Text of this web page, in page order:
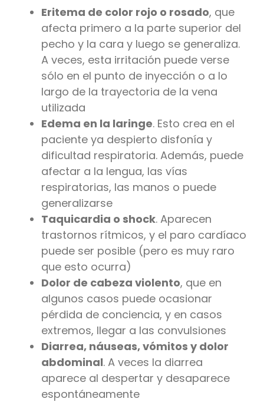
Eritema de color rojo o rosado, que
afecta primero a la parte superior del
pecho y la cara y luego se generaliza.
A veces, esta irritación puede verse
sólo en el punto de inyección o a lo
largo de la trayectoria de la vena
utilizada
Edema en la laringe. Esto crea en el
paciente ya despierto disfonía y
dificultad respiratoria. Además, puede
afectar a la lengua, las vías
respiratorias, las manos o puede
generalizarse
Taquicardia o shock. Aparecen
trastornos rítmicos, y el paro cardíaco
puede ser posible (pero es muy raro
que esto ocurra)
Dolor de cabeza violento, que en
algunos casos puede ocasionar
pérdida de conciencia, y en casos
extremos, llegar a las convulsiones
Diarrea, náuseas, vómitos y dolor
abdominal. A veces la diarrea
aparece al despertar y desaparece
espontáneamente